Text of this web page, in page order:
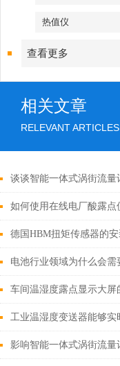
热值仪
查看更多
相关文章
RELEVANT ARTICLES